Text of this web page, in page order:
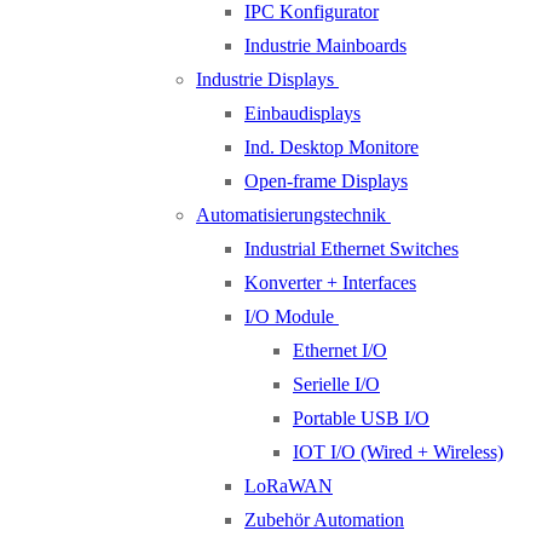
IPC Konfigurator
Industrie Mainboards
Industrie Displays
Einbaudisplays
Ind. Desktop Monitore
Open-frame Displays
Automatisierungstechnik
Industrial Ethernet Switches
Konverter + Interfaces
I/O Module
Ethernet I/O
Serielle I/O
Portable USB I/O
IOT I/O (Wired + Wireless)
LoRaWAN
Zubehör Automation